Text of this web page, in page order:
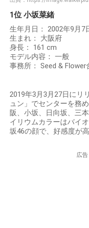
1位 小坂菜緒
生年月日： 2002年9月7
生まれ： 大阪府
身長： 161 cm
モデル内容： 一般
事務所： Seed & Flower
2019年3月3月27日にリ
ュン」でセンターを務
阪、小坂、日向坂、三
イリウムカラーはバイ
坂46の顔で、好感度が
広